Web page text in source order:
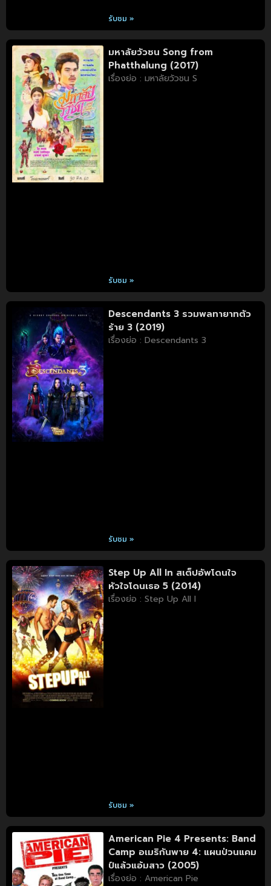
รับชม »
มหาลัยวัวชน Song from
Phatthalung (2017)
เรื่องย่อ : มหาลัยวัวชน S
รับชม »
Descendants 3 รวมพลทายาทตัว
ร้าย 3 (2019)
เรื่องย่อ : Descendants 3
รับชม »
Step Up All In สเต็ปอัพโดนใจ
หัวใจโดนเธอ 5 (2014)
เรื่องย่อ : Step Up All I
รับชม »
American Pie 4 Presents: Band
Camp อเมริกันพาย 4: แผนป่วนแคม
ป์แล้วแอ้มสาว (2005)
เรื่องย่อ : American Pie